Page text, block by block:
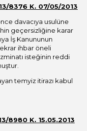
8376 K. 07/05/2013
davacıya usulüne
geçersizliğine karar
İş Kanununun
ihbar öneli
isteğinin reddi
temyiz itirazı kabul
8980 K. 15.05.2013